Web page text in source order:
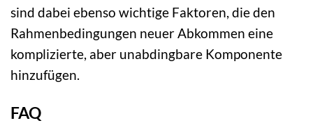
sind dabei ebenso wichtige Faktoren, die den
Rahmenbedingungen neuer Abkommen eine
komplizierte, aber unabdingbare Komponente
hinzufügen.
FAQ